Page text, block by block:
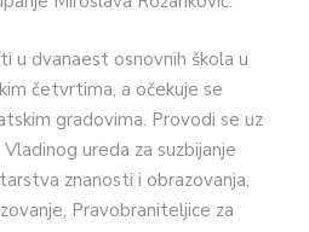
u dvanaest osnovnih škola u
četvrtima, a očekuje se
gradovima. Provodi se uz
ureda za suzbijanje
znanosti i obrazovanja,
Pravobraniteljice za